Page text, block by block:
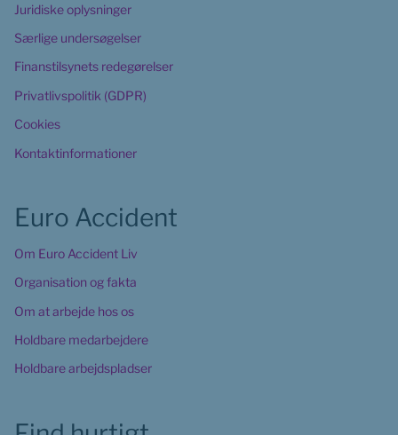
Juridiske oplysninger
Særlige undersøgelser
Finanstilsynets redegørelser
Privatlivspolitik (GDPR)
Cookies
Kontaktinformationer
Euro Accident
Om Euro Accident Liv
Organisation og fakta
Om at arbejde hos os
Holdbare medarbejdere
Holdbare arbejdspladser